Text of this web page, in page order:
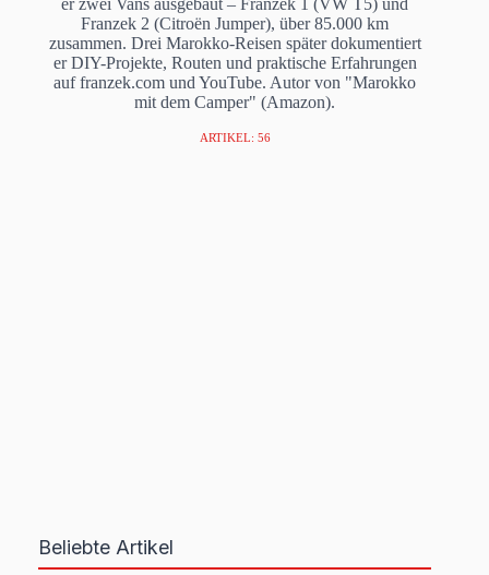
Franzek 2 (Citroën Jumper), über 85.000 km
zusammen. Drei Marokko-Reisen später dokumentiert
er DIY-Projekte, Routen und praktische Erfahrungen
auf franzek.com und YouTube. Autor von "Marokko
mit dem Camper" (Amazon).
ARTIKEL: 56
Beliebte Artikel